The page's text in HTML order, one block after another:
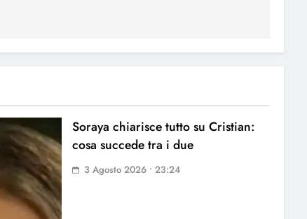
Soraya chiarisce tutto su Cristian:
cosa succede tra i due
3 Agosto 2026 • 23:24